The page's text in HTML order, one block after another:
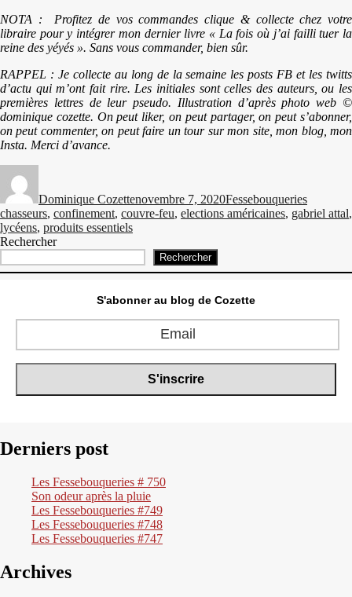
NOTA : Profitez de vos commandes clique & collecte chez votre
libraire pour y intégrer mon dernier livre « La fois où j’ai failli tuer la
reine des yéyés ». Sans vous commander, bien sûr.
RAPPEL : Je collecte au long de la semaine les posts FB et les twitts
d’actu qui m’ont fait rire. Les initiales sont celles des auteurs, ou les
premières lettres de leur pseudo. Illustration d’après photo web ©
dominique cozette. On peut liker, on peut partager, on peut s’abonner,
on peut commenter, on peut faire un tour sur mon site, mon blog, mon
Insta. Merci d’avance.
Dominique Cozettenovembre 7, 2020Fessebouqueries
chasseurs, confinement, couvre-feu, elections américaines, gabriel attal,
lycéens, produits essentiels
Rechercher
Rechercher
S'abonner au blog de Cozette
Derniers post
Les Fessebouqueries # 750
Son odeur après la pluie
Les Fessebouqueries #749
Les Fessebouqueries #748
Les Fessebouqueries #747
Archives